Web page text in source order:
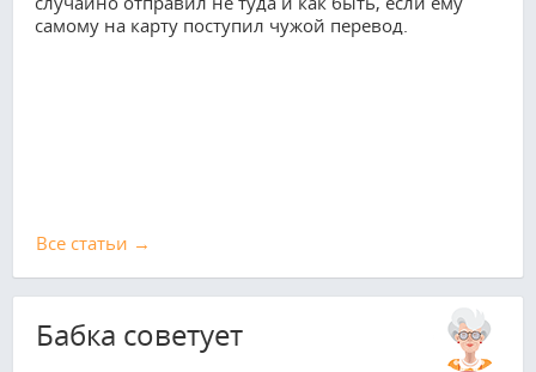
самому на карту поступил чужой перевод.
Все cтатьи →
Бабка советует